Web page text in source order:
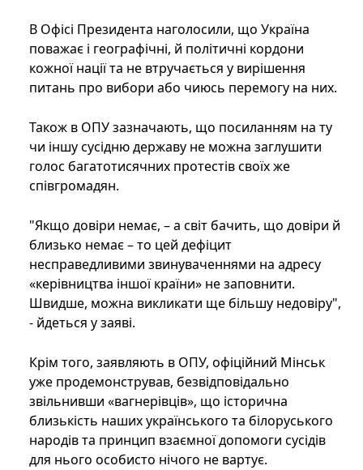
В Офісі Президента наголосили, що Україна
поважає і географічні, й політичні кордони
кожної нації та не втручається у вирішення
питань про вибори або чиюсь перемогу на них.
Також в ОПУ зазначають, що посиланням на ту
чи іншу сусідню державу не можна заглушити
голос багатотисячних протестів своїх же
співгромадян.
"Якщо довіри немає, – а світ бачить, що довіри й
близько немає – то цей дефіцит
несправедливими звинуваченнями на адресу
«керівництва іншої країни» не заповнити.
Швидше, можна викликати ще більшу недовіру",
- йдеться у заяві.
Крім того, заявляють в ОПУ, офіційний Мінськ
уже продемонстрував, безвідповідально
звільнивши «вагнерівців», що історична
близькість наших українського та білоруського
народів та принцип взаємної допомоги сусідів
для нього особисто нічого не вартує.